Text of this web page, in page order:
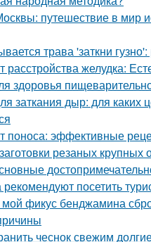
путешествие в мир
трава 'заткни
расстройства желудка:
здоровья
заткания дыр: для каких
поноса: эффективные
резаных крупных
рекомендуют посетить
фикус бенджамина
чеснок свежим